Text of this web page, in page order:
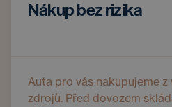
Nákup bez rizika
Auta pro vás nakupujeme
zdrojů. Před dovozem